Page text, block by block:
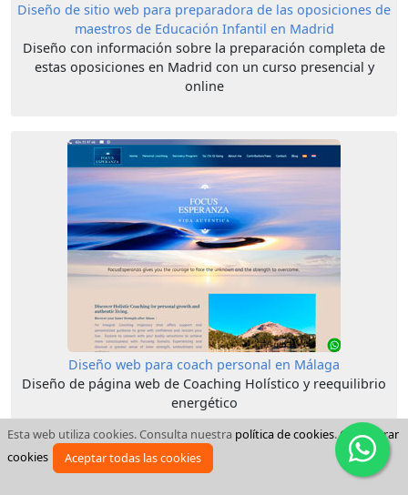
Diseño de sitio web para preparadora de las oposiciones de
maestros de Educación Infantil en Madrid
Diseño con información sobre la preparación completa de
estas oposiciones en Madrid con un curso presencial y
online
Diseño web para coach personal en Málaga
Diseño de página web de Coaching Holístico y reequilibrio
energético
Esta web utiliza cookies. Consulta nuestra política de cookies.Configurar
cookies
Aceptar todas las cookies